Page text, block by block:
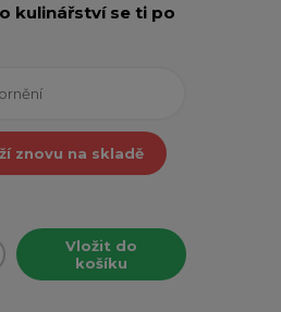
kulinářství se ti po
znovu na skladě
Vložit do
košíku